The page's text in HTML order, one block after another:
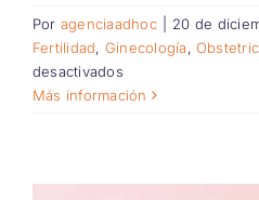
Por agenciaadhoc 20 de
Fertilidad, Ginecología,
desactivadosen
Cómo
España
Más información